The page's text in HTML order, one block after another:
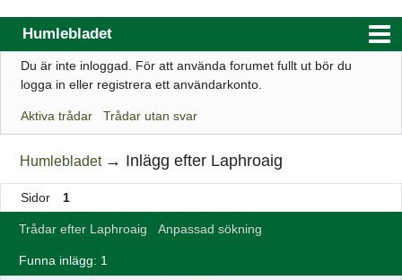
Humlebladet
Index
Regler
Sök
Registrera ett konto
Logga in
Webbutik
Du är inte inloggad. För att använda forumet fullt ut bör du
logga in eller registrera ett användarkonto.
Aktiva trådar Trådar utan svar
Humlebladet → Inlägg efter Laphroaig
Sidor 1
Trådar efter Laphroaig Anpassad sökning
Funna inlägg: 1